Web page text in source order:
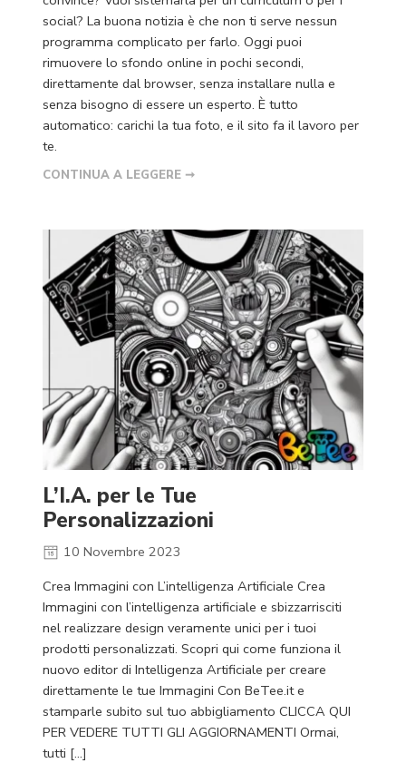
social? La buona notizia è che non ti serve nessun
programma complicato per farlo. Oggi puoi
rimuovere lo sfondo online in pochi secondi,
direttamente dal browser, senza installare nulla e
senza bisogno di essere un esperto. È tutto
automatico: carichi la tua foto, e il sito fa il lavoro per
te.
CONTINUA A LEGGERE ➞
L’I.A. per le Tue
Personalizzazioni
10 Novembre 2023
Crea Immagini con L’intelligenza Artificiale Crea
Immagini con l’intelligenza artificiale e sbizzarrisciti
nel realizzare design veramente unici per i tuoi
prodotti personalizzati. Scopri qui come funziona il
nuovo editor di Intelligenza Artificiale per creare
direttamente le tue Immagini Con BeTee.it e
stamparle subito sul tuo abbigliamento CLICCA QUI
PER VEDERE TUTTI GLI AGGIORNAMENTI Ormai,
tutti […]